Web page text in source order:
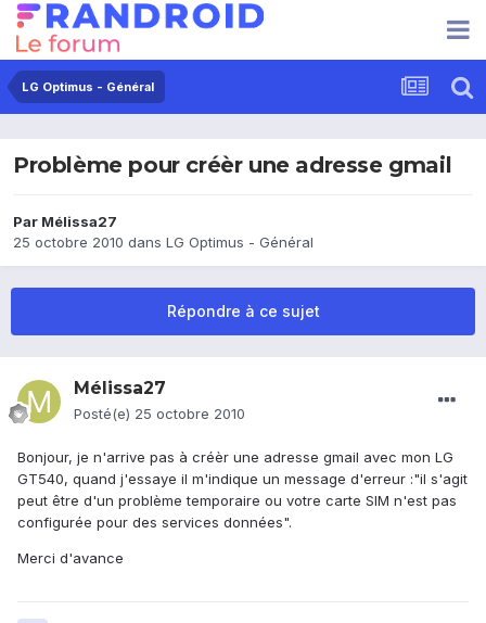
LG Optimus - Général
Problème pour créèr une adresse gmail
Par Mélissa27
25 octobre 2010 dans LG Optimus - Général
Répondre à ce sujet
Mélissa27
Posté(e) 25 octobre 2010
Bonjour, je n'arrive pas à créèr une adresse gmail avec mon LG
GT540, quand j'essaye il m'indique un message d'erreur :"il s'agit
peut être d'un problème temporaire ou votre carte SIM n'est pas
configurée pour des services données".
Merci d'avance